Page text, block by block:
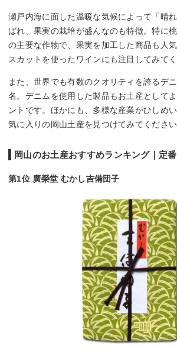
瀬戸内海に面した温暖な気候によって「晴
ばれ、果実の栽培が盛んなのも特徴。特に
の主要な作物で、果実を加工した商品も人
スカットを使ったワインにも注目してみてく
また、世界でも有数のクオリティを誇るデ
名。デニムを使用した製品もお土産として
ントです。ほかにも、多様な産業がひしめ
気に入りの岡山土産を見つけてみてください
岡山のお土産おすすめランキング｜定
第1位 廣榮堂 むかし吉備団子